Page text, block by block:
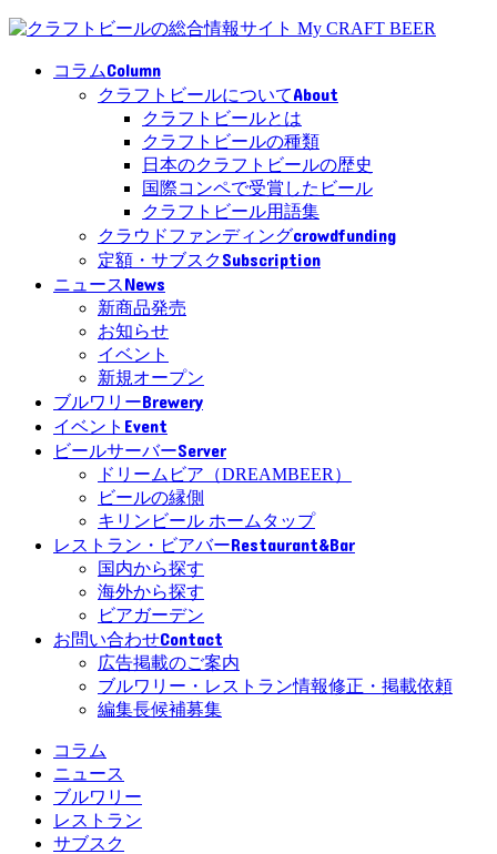
コラムColumn
クラフトビールについてAbout
クラフトビールとは
クラフトビールの種類
日本のクラフトビールの歴史
国際コンペで受賞したビール
クラフトビール用語集
クラウドファンディングcrowdfunding
定額・サブスクSubscription
ニュースNews
新商品発売
お知らせ
イベント
新規オープン
ブルワリーBrewery
イベント Event
ビールサーバーServer
ドリームビア（DREAMBEER）
ビールの縁側
キリンビール ホームタップ
レストラン・ビアバーRestaurant&Bar
国内から探す
海外から探す
ビアガーデン
お問い合わせContact
広告掲載のご案内
ブルワリー・レストラン情報修正・掲載依頼
編集長候補募集
コラム
ニュース
ブルワリー
レストラン
サブスク